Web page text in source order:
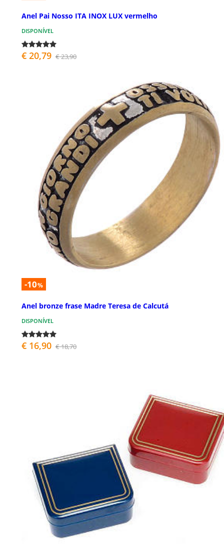
Anel Pai Nosso ITA INOX LUX vermelho
DISPONÍVEL
€ 20,79 € 23,90
-10%
Anel bronze frase Madre Teresa de Calcutá
DISPONÍVEL
€ 16,90 € 18,70